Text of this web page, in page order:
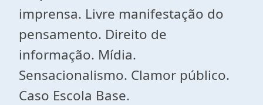
imprensa. Livre manifestação do
pensamento. Direito de
informação. Mídia.
Sensacionalismo. Clamor público.
Caso Escola Base.